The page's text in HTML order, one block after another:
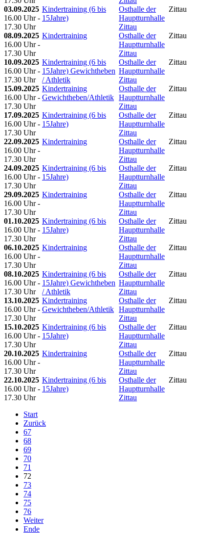
03.09.2025
16.00 Uhr -
17.30 Uhr
Kindertraining (6 bis
15Jahre)
Osthalle der
Hauptturnhalle
Zittau
Zittau
08.09.2025
16.00 Uhr -
17.30 Uhr
Kindertraining
Osthalle der
Hauptturnhalle
Zittau
Zittau
10.09.2025
16.00 Uhr -
17.30 Uhr
Kindertraining (6 bis
15Jahre) Gewichtheben
/ Athletik
Osthalle der
Hauptturnhalle
Zittau
Zittau
15.09.2025
16.00 Uhr -
17.30 Uhr
Kindertraining
Gewichtheben/Athletik
Osthalle der
Hauptturnhalle
Zittau
Zittau
17.09.2025
16.00 Uhr -
17.30 Uhr
Kindertraining (6 bis
15Jahre)
Osthalle der
Hauptturnhalle
Zittau
Zittau
22.09.2025
16.00 Uhr -
17.30 Uhr
Kindertraining
Osthalle der
Hauptturnhalle
Zittau
Zittau
24.09.2025
16.00 Uhr -
17.30 Uhr
Kindertraining (6 bis
15Jahre)
Osthalle der
Hauptturnhalle
Zittau
Zittau
29.09.2025
16.00 Uhr -
17.30 Uhr
Kindertraining
Osthalle der
Hauptturnhalle
Zittau
Zittau
01.10.2025
16.00 Uhr -
17.30 Uhr
Kindertraining (6 bis
15Jahre)
Osthalle der
Hauptturnhalle
Zittau
Zittau
06.10.2025
16.00 Uhr -
17.30 Uhr
Kindertraining
Osthalle der
Hauptturnhalle
Zittau
Zittau
08.10.2025
16.00 Uhr -
17.30 Uhr
Kindertraining (6 bis
15Jahre) Gewichtheben
/ Athletik
Osthalle der
Hauptturnhalle
Zittau
Zittau
13.10.2025
16.00 Uhr -
17.30 Uhr
Kindertraining
Gewichtheben/Athletik
Osthalle der
Hauptturnhalle
Zittau
Zittau
15.10.2025
16.00 Uhr -
17.30 Uhr
Kindertraining (6 bis
15Jahre)
Osthalle der
Hauptturnhalle
Zittau
Zittau
20.10.2025
16.00 Uhr -
17.30 Uhr
Kindertraining
Osthalle der
Hauptturnhalle
Zittau
Zittau
22.10.2025
16.00 Uhr -
17.30 Uhr
Kindertraining (6 bis
15Jahre)
Osthalle der
Hauptturnhalle
Zittau
Zittau
Start
Zurück
67
68
69
70
71
72
73
74
75
76
Weiter
Ende